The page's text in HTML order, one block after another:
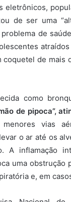
eletrônicos,
de ser uma
de
coquetel de mais
como
de pipoca”,
vias
o ar até os
A inflamação
uma obstrução
e, em